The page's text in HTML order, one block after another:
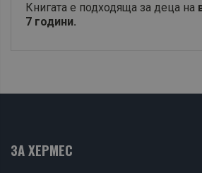
Книгата е подходяща за деца на
7 години.
ЗА ХЕРМЕС